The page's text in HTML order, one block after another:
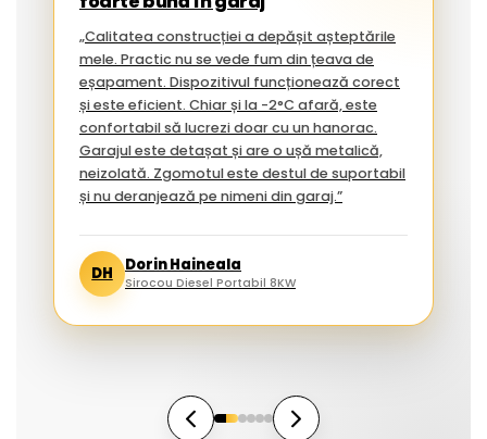
„Calitatea construcției a depășit așteptările
mele. Practic nu se vede fum din țeava de
eșapament. Dispozitivul funcționează corect
și este eficient. Chiar și la -2°C afară, este
confortabil să lucrezi doar cu un hanorac.
Garajul este detașat și are o ușă metalică,
neizolată. Zgomotul este destul de suportabil
și nu deranjează pe nimeni din garaj.”
DH Dorin Haineala
Sirocou Diesel Portabil 8KW